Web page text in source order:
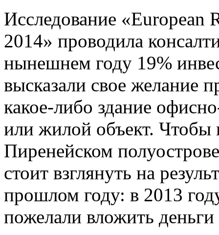
Исследование «European
2014» проводила
нынешнем году 19%
высказали свое желание
какое-либо здание
или жилой объект. Чтобы
Пиренейском
стоит взглянуть на
прошлом году: в 2013
пожелали вложить